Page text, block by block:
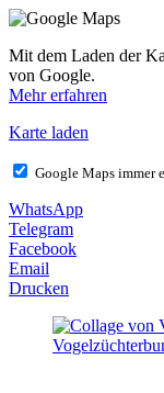
Mit dem Laden der
von Google.
Mehr erfahren
Karte laden
Google Maps immer
WhatsApp
Telegram
Facebook
Email
Drucken